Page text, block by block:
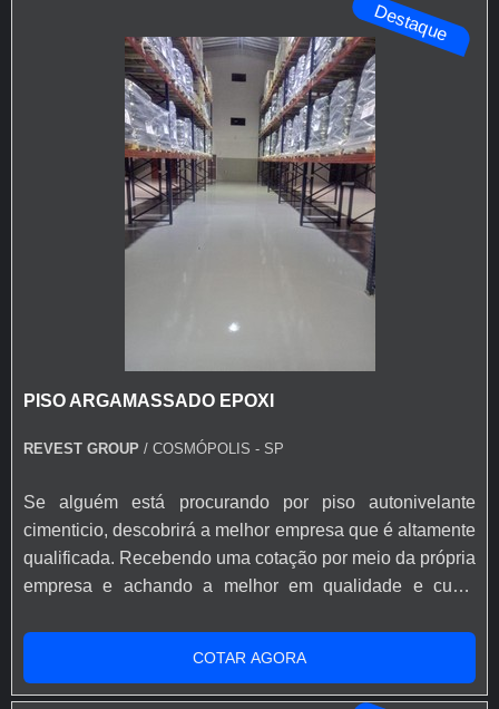
Destaque
PISO ARGAMASSADO EPOXI
REVEST GROUP / COSMÓPOLIS - SP
Se alguém está procurando por piso autonivelante
cimenticio, descobrirá a melhor empresa que é altamente
qualificada. Recebendo uma cotação por meio da própria
empresa e achando a melhor em qualidade e custo
AUTONIVELANTE CIMENTICIOQuem precisa de piso
autonivelante cimenticio em uma empresa inovadora,
acha a Revest Group. É possível encontrar argamassado
COTAR AGORA